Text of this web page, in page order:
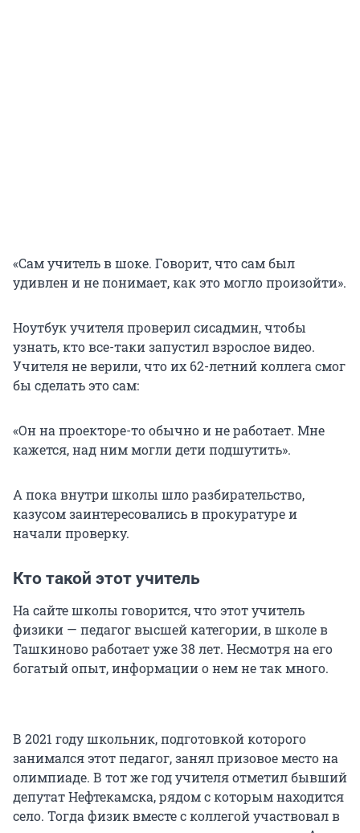
«Сам учитель в шоке. Говорит, что сам был
удивлен и не понимает, как это могло произойти».
Ноутбук учителя проверил сисадмин, чтобы
узнать, кто все-таки запустил взрослое видео.
Учителя не верили, что их 62-летний коллега смог
бы сделать это сам:
«Он на проекторе-то обычно и не работает. Мне
кажется, над ним могли дети подшутить».
А пока внутри школы шло разбирательство,
казусом заинтересовались в прокуратуре и
начали проверку.
Кто такой этот учитель
На сайте школы говорится, что этот учитель
физики — педагог высшей категории, в школе в
Ташкиново работает уже 38 лет. Несмотря на его
богатый опыт, информации о нем не так много.
В 2021 году школьник, подготовкой которого
занимался этот педагог, занял призовое место на
олимпиаде. В тот же год учителя отметил бывший
депутат Нефтекамска, рядом с которым находится
село. Тогда физик вместе с коллегой участвовал в